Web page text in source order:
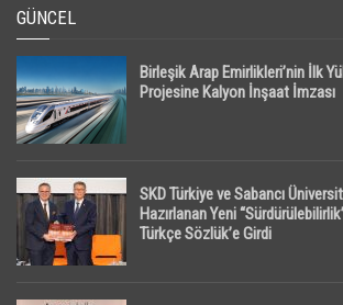
GÜNCEL
Birleşik Arap Emirlikleri’nin İlk
Projesine Kalyon İnşaat İmzası
SKD Türkiye ve Sabancı
Hazırlanan Yeni
Türkçe Sözlük’e Girdi